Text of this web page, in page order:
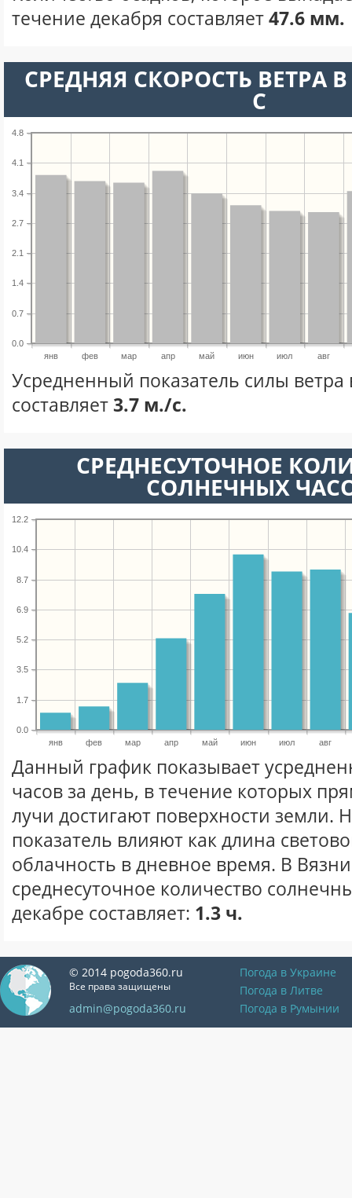
течение декабря составляет47.6 мм.
СРЕДНЯЯ СКОРОСТЬ ВЕТРА
С
янв фев мар апр май июн июл авг
0.0
0.7
1.4
2.1
2.7
3.4
4.1
4.8
Усредненный показатель силы ветра
составляет3.7 м./с.
СРЕДНЕСУТОЧНОЕ
СОЛНЕЧНЫХ
янв фев мар апр май июн июл авг
0.0
1.7
3.5
5.2
6.9
8.7
10.4
12.2
Данный график показывает
часов за день, в течение которых
лучи достигают поверхности земли.
показатель влияют как длина
облачность в дневное время. В
среднесуточное количество
декабре составляет: 1.3 ч.
© 2014 pogoda360.ru
Все права защищены
admin@pogoda360.ru
Погода в Украине
Погода в Литве
Погода в Румынии